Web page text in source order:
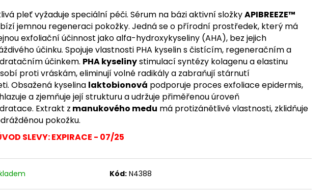
pleť vyžaduje speciální péči. Sérum na bázi aktivní složkyAPIBREEZE™
jemnou regeneraci pokožky. Jedná se o přírodní prostředek, který má
exfoliační účinnost jako alfa-hydroxykyseliny (AHA), bez jejich
účinku. Spojuje vlastnosti PHA kyselin s čistícím, regeneračním a
účinkem. PHA kyselinystimulací syntézy kolagenu a elastinu
proti vráskám, eliminují volné radikály a zabraňují stárnutí
Obsažená kyselina laktobionová podporuje proces exfoliace epidermis,
a zjemňuje její strukturu a udržuje přiměřenou úroveň
Extrakt z manukového medu má protizánětlivé vlastnosti, zklidňuje
pokožku.
SLEVY: EXPIRACE - 07/25
Kód: N4388
BRAINMAX VITAMIN D3 & K2®, D3 4000
IU / K2 150 MCG, 100 ROSTLINNÝCH
KAPSLÍVYSOKÁ DÁVKA D3 A
PATENTOVANÁ FORMA K2 JAKO MK-7
K2VITAL®DELTA, 100 DÁVEK
699 Kč